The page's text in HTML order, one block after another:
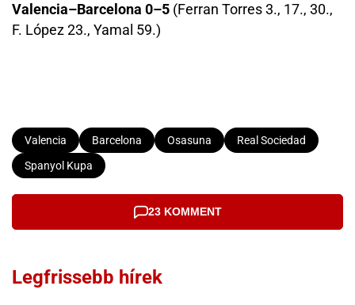
Valencia–Barcelona 0–5 (Ferran Torres 3., 17., 30.,
F. López 23., Yamal 59.)
Valencia Barcelona Osasuna
Real Sociedad
Spanyol Kupa
23 KOMMENT
Legfrissebb hírek